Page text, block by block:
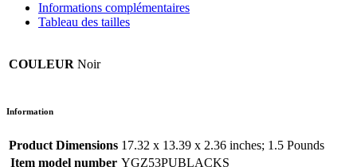
Informations complémentaires
Tableau des tailles
COULEUR Noir
Information
Product Dimensions 17.32 x 13.39 x 2.36 inches; 1.5 Pounds
Item model number YGZ53PUBLACKS